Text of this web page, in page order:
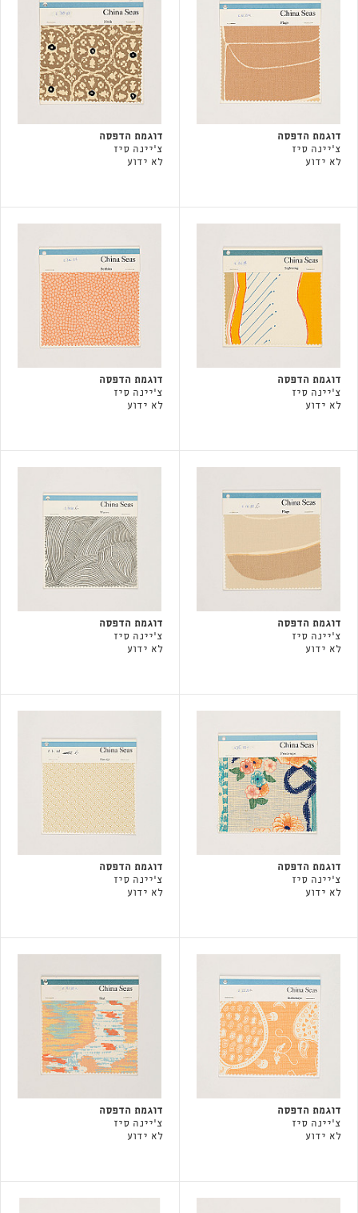
דוגמת הדפסה
צ'יינה סיז
לא ידוע
דוגמת הדפסה
צ'יינה סיז
לא ידוע
דוגמת הדפסה
צ'יינה סיז
לא ידוע
דוגמת הדפסה
צ'יינה סיז
לא ידוע
דוגמת הדפסה
צ'יינה סיז
לא ידוע
דוגמת הדפסה
צ'יינה סיז
לא ידוע
דוגמת הדפסה
צ'יינה סיז
לא ידוע
דוגמת הדפסה
צ'יינה סיז
לא ידוע
דוגמת הדפסה
צ'יינה סיז
לא ידוע
דוגמת הדפסה
צ'יינה סיז
לא ידוע